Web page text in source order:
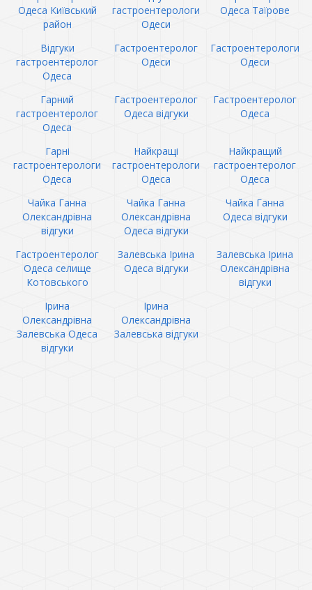
Одеса Київський
район
гастроентерологи
Одеси
Одеса Таїрове
Відгуки
гастроентеролог
Одеса
Гастроентеролог
Одеси
Гастроентерологи
Одеси
Гарний
гастроентеролог
Одеса
Гастроентеролог
Одеса відгуки
Гастроентеролог
Одеса
Гарні
гастроентерологи
Одеса
Найкращі
гастроентерологи
Одеса
Найкращий
гастроентеролог
Одеса
Чайка Ганна
Олександрівна
відгуки
Чайка Ганна
Олександрівна
Одеса відгуки
Чайка Ганна
Одеса відгуки
Гастроентеролог
Одеса селище
Котовського
Залевська Ірина
Одеса відгуки
Залевська Ірина
Олександрівна
відгуки
Ірина
Олександрівна
Залевська Одеса
відгуки
Ірина
Олександрівна
Залевська відгуки